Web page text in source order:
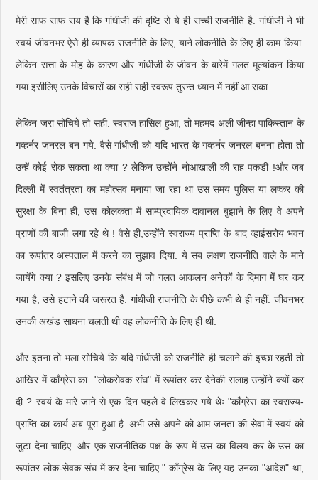
मेरी साफ साफ राय है कि गांधीजी की दृष्टि से ये ही सच्ची राजनीति है. गांधीजी ने भी
स्वयं जीवनभर ऐसे ही व्यापक राजनीति के लिए, याने लोकनीति के लिए ही काम किया.
लेकिन सत्ता के मोह के कारण और गांधीजी के जीवन के बारेमें गलत मूल्यांकन किया
गया इसीलिए उनके विचारों का सही सही स्वरूप तुरन्त ध्यान में नहीं आ सका.
लेकिन जरा सोचिये तो सही. स्वराज हासिल हुआ, तो महमद अली जीन्हा पाकिस्तान के
गव्हर्नर जनरल बन गये. वैसे गांधीजी को यदि भारत के गव्हर्नर जनरल बनना होता तो
उन्हें कोई रोक सकता था क्या ? लेकिन उन्होंने नोआखाली की राह पकडी !और जब
दिल्ली में स्वतंत्रता का महोत्सव मनाया जा रहा था उस समय पुलिस या लष्कर की
सुरक्षा के बिना ही, उस कोलकता में साम्प्रदायिक दावानल बुझाने के लिए वे अपने
प्राणों की बाजी लगा रहे थे ! वैसे ही,उन्होंने स्वराज्य प्राप्ति के बाद व्हाईसरोय भवन
का रूपांतर अस्पताल में करने का सुझाव दिया. ये सब लक्षण राजनीति वाले के माने
जायेंगे क्या ? इसलिए उनके संबंध में जो गलत आकलन अनेकों के दिमाग में घर कर
गया है, उसे हटाने की जरूरत है. गांधीजी राजनीति के पीछे कभी थे ही नहीं. जीवनभर
उनकी अखंड साधना चलती थी वह लोकनीति के लिए ही थी.
और इतना तो भला सोचिये कि यदि गांधीजी को राजनीति ही चलाने की इच्छा रहती तो
आखिर में काँग्रेस का "लोकसेवक संघ" में रूपांतर कर देनेकी सलाह उन्होंने क्यों कर
दी ? स्वयं के मारे जाने से एक दिन पहले वे लिखकर गये थेः "काँग्रेस का स्वराज्य-
प्राप्ति का कार्य अब पूरा हुआ है. अभी उसे अपने को आम जनता की सेवा में स्वयं को
जुटा देना चाहिए. और एक राजनीतिक पक्ष के रूप में उस का विलय कर के उस का
रूपांतर लोक-सेवक संघ में कर देना चाहिए." काँग्रेस के लिए यह उनका "आदेश" था,